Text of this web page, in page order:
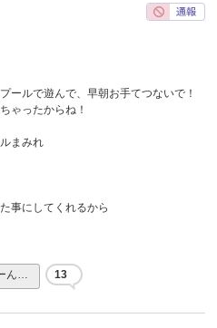
ールで遊んで、早朝お手てつないで！
ゃったからね！
まみれ
事にしてくれるから
ん… 13